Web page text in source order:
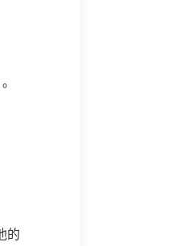
的